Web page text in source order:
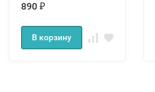
890 ₽
В корзину